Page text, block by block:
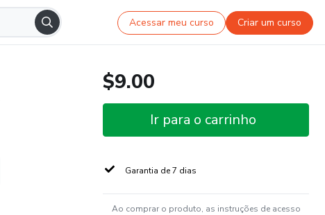
Acessar meu curso Criar um curso
$9.00
Ir para o carrinho
Garantia de 7 dias
Ao comprar o produto, as instruções de acesso